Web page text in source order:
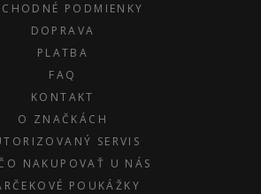
PODMIENKY
DOPRAVA
PLATBA
FAQ
KONTAKT
O ZNAČKÁCH
SERVIS
NAKUPOVAŤ U NÁS
POUKÁŽKY